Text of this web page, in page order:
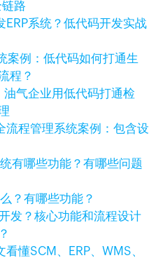
路
ERP系统？低代码开发实战
案例：低代码如何打通生
程？
油气企业用低代码打通检
流程管理系统案例：包含设
有哪些功能？有哪些问题
？有哪些功能？
发？核心功能和流程设计
懂SCM、ERP、WMS、